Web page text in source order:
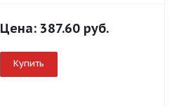
Цена: 387.60 руб.
Купить